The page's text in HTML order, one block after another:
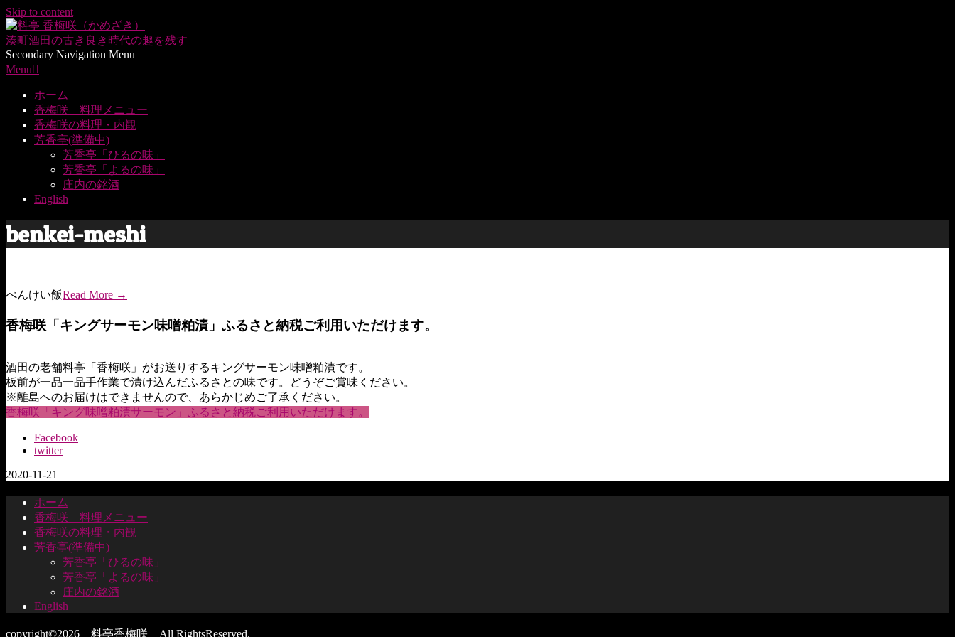
Skip to content
湊町酒田の古き良き時代の趣を残す
Secondary Navigation Menu
Menu
ホーム
香梅咲 料理メニュー
香梅咲の料理・内観
芳香亭(準備中)
芳香亭「ひるの味」
芳香亭「よるの味」
庄内の銘酒
English
benkei-meshi
べんけい飯Read More →
香梅咲「キングサーモン味噌粕漬」ふるさと納税ご利用いただけます。
酒田の老舗料亭「香梅咲」がお送りするキングサーモン味噌粕漬です。
板前が一品一品手作業で漬け込んだふるさとの味です。どうぞご賞味ください。
※離島へのお届けはできませんので、あらかじめご了承ください。
香梅咲「キング味噌粕漬サーモン」ふるさと納税ご利用いただけます。
Facebook
twitter
2020-11-21
ホーム
香梅咲 料理メニュー
香梅咲の料理・内観
芳香亭(準備中)
芳香亭「ひるの味」
芳香亭「よるの味」
庄内の銘酒
English
copyright©2026 料亭香梅咲 All RightsReserved.